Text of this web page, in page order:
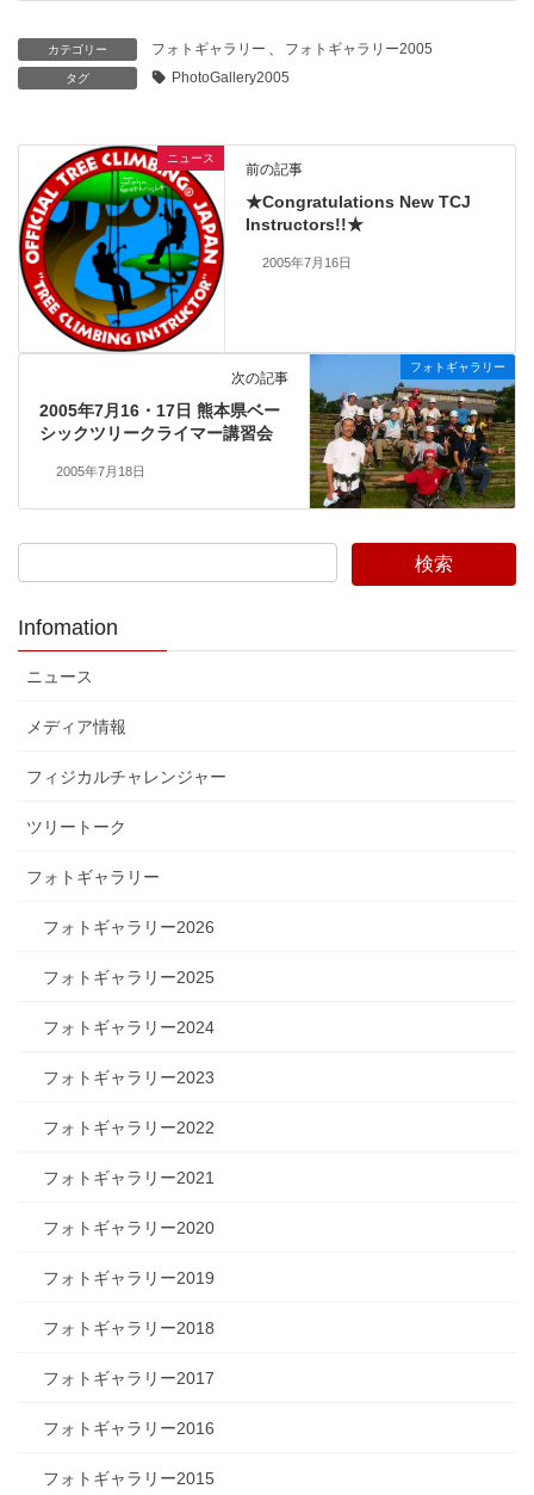
カテゴリー フォトギャラリー 、 フォトギャラリー2005
タグ PhotoGallery2005
ニュース
前の記事
★Congratulations New TCJ
Instructors!!★
2005年7月16日
フォトギャラリー
次の記事
2005年7月16・17日 熊本県ベー
シックツリークライマー講習会
2005年7月18日
Infomation
ニュース
メディア情報
フィジカルチャレンジャー
ツリートーク
フォトギャラリー
フォトギャラリー2026
フォトギャラリー2025
フォトギャラリー2024
フォトギャラリー2023
フォトギャラリー2022
フォトギャラリー2021
フォトギャラリー2020
フォトギャラリー2019
フォトギャラリー2018
フォトギャラリー2017
フォトギャラリー2016
フォトギャラリー2015